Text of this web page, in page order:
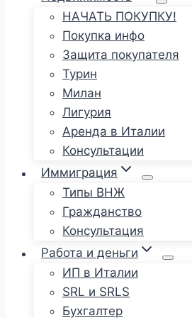
НАЧАТЬ ПОКУПКУ!
Покупка инфо
Защита покупателя
Турин
Милан
Лигурия
Аренда в Италии
Консультации
Иммиграция
Типы ВНЖ
Гражданство
Консультация
Работа и деньги
ИП в Италии
SRL и SRLS
Бухгалтер